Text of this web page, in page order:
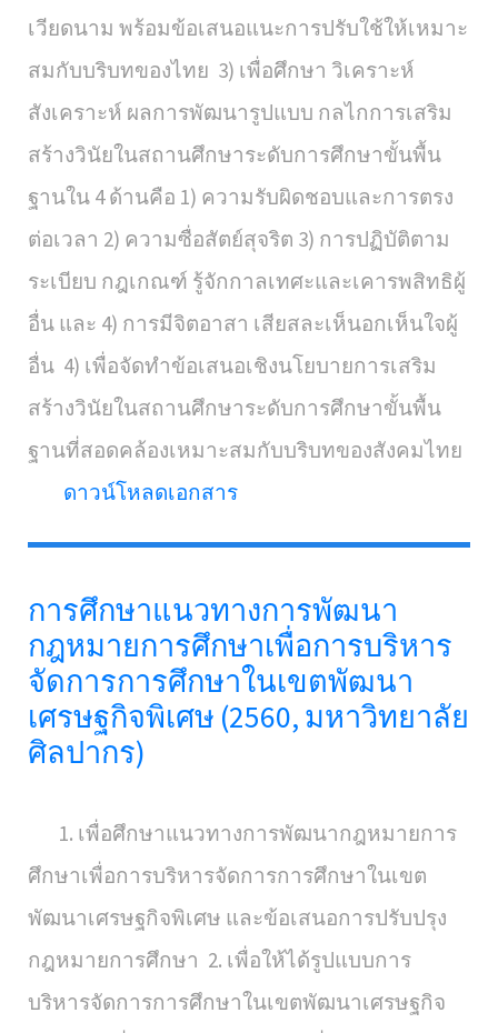
เวียดนาม พร้อมข้อเสนอแนะการปรับใช้ให้เหมาะ
สมกับบริบทของไทย 3) เพื่อศึกษา วิเคราะห์
สังเคราะห์ ผลการพัฒนารูปแบบ กลไกการเสริม
สร้างวินัยในสถานศึกษาระดับการศึกษาขั้นพื้น
ฐานใน 4 ด้านคือ 1) ความรับผิดชอบและการตรง
ต่อเวลา 2) ความซื่อสัตย์สุจริต 3) การปฏิบัติตาม
ระเบียบ กฎเกณฑ์ รู้จักกาลเทศะและเคารพสิทธิผู้
อื่น และ 4) การมีจิตอาสา เสียสละเห็นอกเห็นใจผู้
อื่น 4) เพื่อจัดทำข้อเสนอเชิงนโยบายการเสริม
สร้างวินัยในสถานศึกษาระดับการศึกษาขั้นพื้น
ฐานที่สอดคล้องเหมาะสมกับบริบทของสังคมไทย
ดาวน์โหลดเอกสาร
การศึกษาแนวทางการพัฒนา
กฎหมายการศึกษาเพื่อการบริหาร
จัดการการศึกษาในเขตพัฒนา
เศรษฐกิจพิเศษ (2560, มหาวิทยาลัย
ศิลปากร)
1. เพื่อศึกษาแนวทางการพัฒนากฎหมายการ
ศึกษาเพื่อการบริหารจัดการการศึกษาในเขต
พัฒนาเศรษฐกิจพิเศษ และข้อเสนอการปรับปรุง
กฎหมายการศึกษา 2. เพื่อให้ได้รูปแบบการ
บริหารจัดการการศึกษาในเขตพัฒนาเศรษฐกิจ